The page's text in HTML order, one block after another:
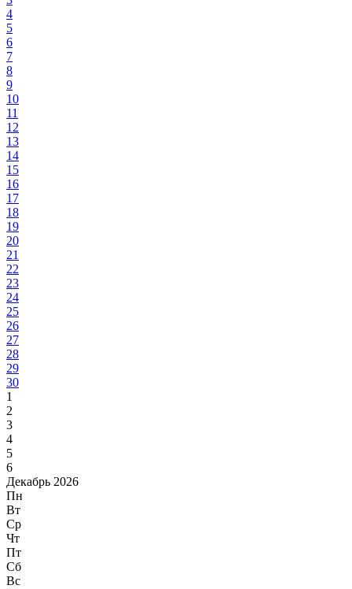
4
5
6
7
8
9
10
11
12
13
14
15
16
17
18
19
20
21
22
23
24
25
26
27
28
29
30
1
2
3
4
5
6
Декабрь 2026
Пн
Вт
Ср
Чт
Пт
Сб
Вс